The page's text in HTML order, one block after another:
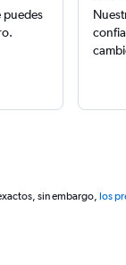
puedes
sin embargo, los